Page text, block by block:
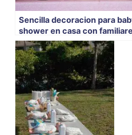
Sencilla decoracion para
shower en casa con